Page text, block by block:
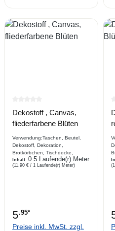
Durchschnittliche Bewertung
Dekostoff , Canvas,
fliederfarbene Blüten
Verwendung:Taschen, Beutel,
Dekostoff, Dekoration,
Brotkörbchen, Tischdecke,
Platzdecke, Hundekissen,
Vorhang, Stuhl,
Inhalt: 0.5 Laufende(r) Meter
(11,90 € / 1 Laufende(r) Meter)
5.95*
Preise inkl. MwSt. zzgl.